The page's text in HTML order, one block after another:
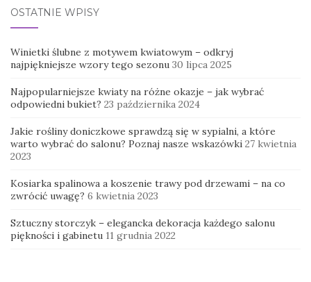
OSTATNIE WPISY
Winietki ślubne z motywem kwiatowym – odkryj
najpiękniejsze wzory tego sezonu 30 lipca 2025
Najpopularniejsze kwiaty na różne okazje – jak wybrać
odpowiedni bukiet? 23 października 2024
Jakie rośliny doniczkowe sprawdzą się w sypialni, a które
warto wybrać do salonu? Poznaj nasze wskazówki 27 kwietnia
2023
Kosiarka spalinowa a koszenie trawy pod drzewami – na co
zwrócić uwagę? 6 kwietnia 2023
Sztuczny storczyk – elegancka dekoracja każdego salonu
piękności i gabinetu 11 grudnia 2022